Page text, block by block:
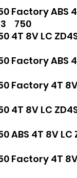
Factory ABS
3 750
8V LC
Factory ABS
Factory 4T 8V
8V LC
4T 8V LC
Factory 4T 8V